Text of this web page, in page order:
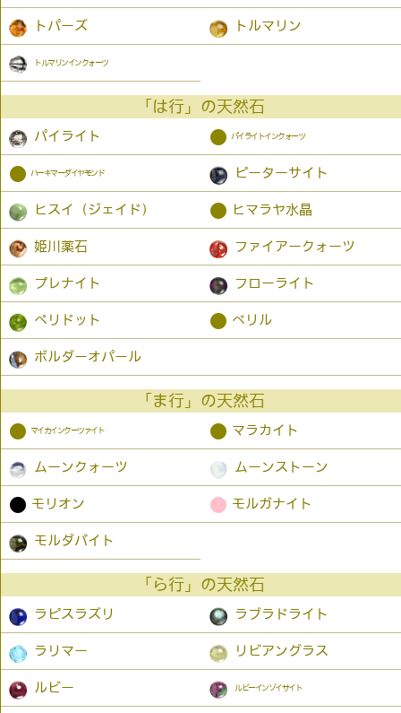
トパーズ トルマリン
トルマリンインクォーツ
「は行」の天然石
パイライト ● パイライトインクォーツ
● ハーキマーダイヤモンド ピーターサイト
ヒスイ（ジェイド） ● ヒマラヤ水晶
姫川薬石 ファイアークォーツ
プレナイト フローライト
ペリドット ● ベリル
ボルダーオパール
「ま行」の天然石
● マイカインクーツァイト ● マラカイト
ムーンクォーツ ムーンストーン
● モリオン ● モルガナイト
モルダバイト
「ら行」の天然石
ラピスラズリ ラブラドライト
ラリマー リビアングラス
ルビー ルビーインゾイサイト